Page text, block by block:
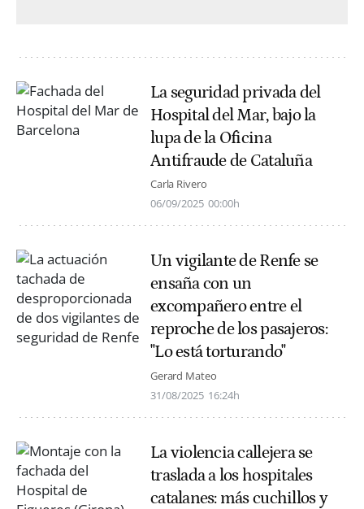
La seguridad privada del
Hospital del Mar, bajo la
lupa de la Oficina
Antifraude de Cataluña
Carla Rivero
06/09/2025 00:00h
Un vigilante de Renfe se
ensaña con un
excompañero entre el
reproche de los pasajeros:
"Lo está torturando"
Gerard Mateo
31/08/2025 16:24h
La violencia callejera se
traslada a los hospitales
catalanes: más cuchillos y